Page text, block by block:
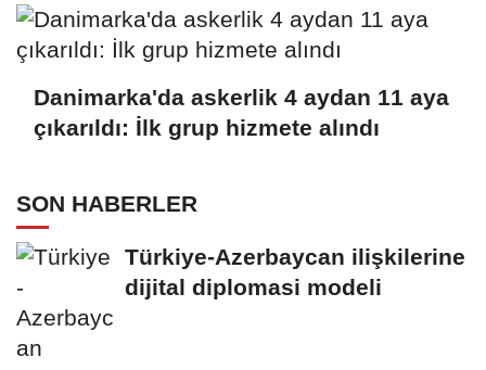
Danimarka'da askerlik 4 aydan 11 aya
çıkarıldı: İlk grup hizmete alındı
SON HABERLER
Türkiye-Azerbaycan ilişkilerine
dijital diplomasi modeli